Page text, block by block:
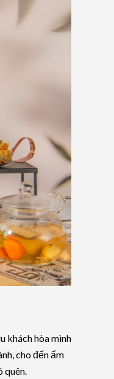
khách hòa mình
cho đến ẩm
quên.